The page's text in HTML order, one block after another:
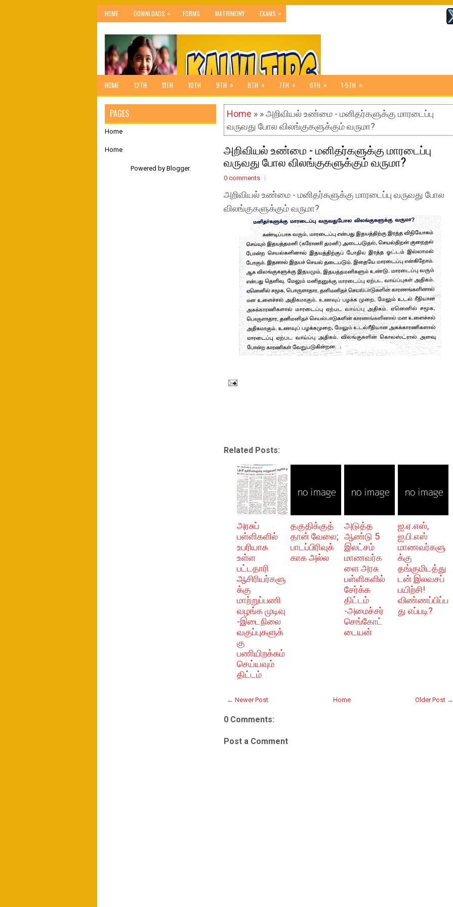
HOME DOWNLOADS » FORMS MATRIMONY EXAMS »
HOME 12TH 11TH 10TH 9TH » 8TH » 7TH » 6TH » 1-5TH »
Home » » அறிவியல் உண்மை - மனிதர்களுக்கு மாரடைப்பு
வருவது போல விலங்குகளுக்கும் வருமா?
அறிவியல் உண்மை - மனிதர்களுக்கு மாரடைப்பு
வருவது போல விலங்குகளுக்கும் வருமா?
0 comments
அறிவியல் உண்மை - மனிதர்களுக்கு மாரடைப்பு வருவது போல
விலங்குகளுக்கும் வருமா?
Related Posts:
அரசுப்
பள்ளிகளில்
உபரியாக
உள்ள
பட்டதாரி
ஆசிரியர்களு
க்கு
மாற்றுப்பணி
வழங்க முடிவு
-இடைநிலை
வகுப்புகளுக்
கு
பணியிறக்கம்
செய்யவும்
திட்டம்
தகுதிக்குத்
தான் வேலை;
பாடப்பிரிவுக்
காக அல்ல
அடுத்த
ஆண்டு 5
இலட்சம்
மாணவர்க
ளை அரசு
பள்ளிகளில்
சேர்க்க
திட்டம்
-அமைச்சர்
செங்கோட்
டையன்
ஐ.ஏ.எஸ்,
ஐ.பி.எஸ்
மாணவர்களு
க்கு
தங்குமிடத்து
டன் இலவசப்
பயிற்சி!
விண்ணப்பிப்ப
து எப்படி?
← Newer Post Older Post →
Home
0 Comments:
Post a Comment
PAGES
Home
Home
Powered by Blogger.